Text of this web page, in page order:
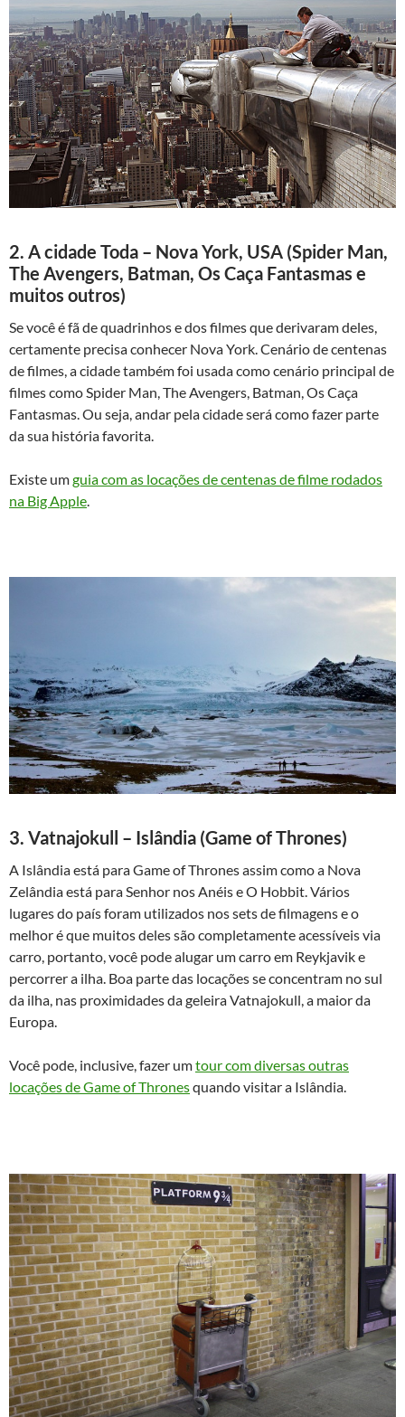
2. A cidade Toda – Nova York, USA (Spider Man,
The Avengers, Batman, Os Caça Fantasmas e
muitos outros)
Se você é fã de quadrinhos e dos filmes que derivaram deles,
certamente precisa conhecer Nova York. Cenário de centenas
de filmes, a cidade também foi usada como cenário principal de
filmes como Spider Man, The Avengers, Batman, Os Caça
Fantasmas. Ou seja, andar pela cidade será como fazer parte
da sua história favorita.
Existe umguia com as locações de centenas de filme rodados
na Big Apple
3. Vatnajokull – Islândia (Game of Thrones)
A Islândia está para Game of Thrones assim como a Nova
Zelândia está para Senhor nos Anéis e O Hobbit. Vários
lugares do país foram utilizados nos sets de filmagens e o
melhor é que muitos deles são completamente acessíveis via
carro, portanto, você pode alugar um carro em Reykjavik e
percorrer a ilha. Boa parte das locações se concentram no sul
da ilha, nas proximidades da geleira Vatnajokull, a maior da
Europa.
Você pode, inclusive, fazer umtour com diversas outras
locações de Game of Thronesquando visitar a Islândia.